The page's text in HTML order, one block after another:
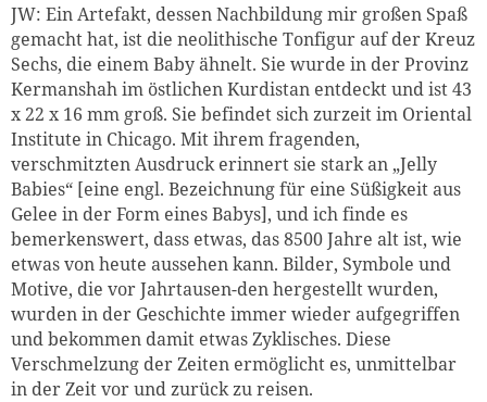
JW: Ein Artefakt, dessen Nachbildung mir großen Spaß
gemacht hat, ist die neolithische Tonfigur auf der Kreuz
Sechs, die einem Baby ähnelt. Sie wurde in der Provinz
Kermanshah im östlichen Kurdistan entdeckt und ist 43
x 22 x 16 mm groß. Sie befindet sich zurzeit im Oriental
Institute in Chicago. Mit ihrem fragenden,
verschmitzten Ausdruck erinnert sie stark an „Jelly
Babies“ [eine engl. Bezeichnung für eine Süßigkeit aus
Gelee in der Form eines Babys], und ich finde es
bemerkenswert, dass etwas, das 8500 Jahre alt ist, wie
etwas von heute aussehen kann. Bilder, Symbole und
Motive, die vor Jahrtausen-den hergestellt wurden,
wurden in der Geschichte immer wieder aufgegriffen
und bekommen damit etwas Zyklisches. Diese
Verschmelzung der Zeiten ermöglicht es, unmittelbar
in der Zeit vor und zurück zu reisen.